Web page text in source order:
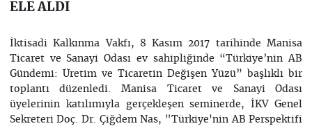
ELE ALDI
İktisadi Kalkınma Vakfı, 8 Kasım 2017 tarihinde Manisa
Ticaret ve Sanayi Odası ev sahipliğinde “Türkiye’nin AB
Gündemi: Üretim ve Ticaretin Değişen Yüzü” başlıklı bir
toplantı düzenledi. Manisa Ticaret ve Sanayi Odası
üyelerinin katılımıyla gerçekleşen seminerde, İKV Genel
Sekreteri Doç. Dr. Çiğdem Nas, "Türkiye'nin AB Perspektifi